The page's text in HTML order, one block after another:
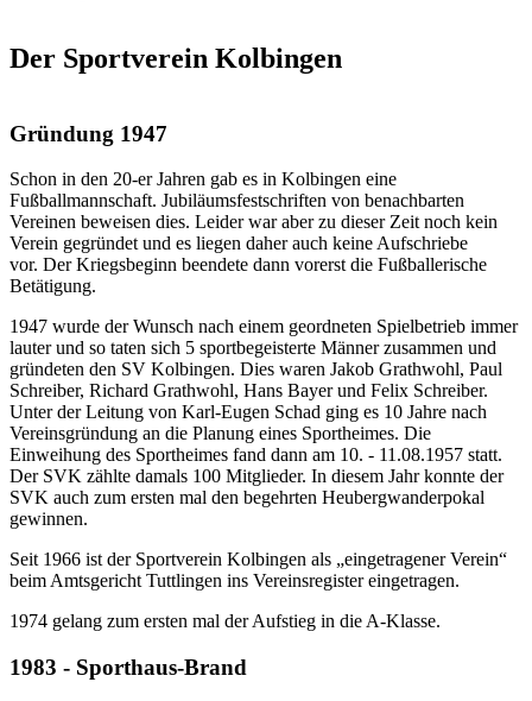
Der Sportverein Kolbingen
Gründung 1947
Schon in den 20-er Jahren gab es in Kolbingen eine
Fußballmannschaft. Jubiläumsfestschriften von benachbarten
Vereinen beweisen dies. Leider war aber zu dieser Zeit noch kein
Verein gegründet und es liegen daher auch keine Aufschriebe
vor. Der Kriegsbeginn beendete dann vorerst die Fußballerische
Betätigung.
1947 wurde der Wunsch nach einem geordneten Spielbetrieb immer
lauter und so taten sich 5 sportbegeisterte Männer zusammen und
gründeten den SV Kolbingen. Dies waren Jakob Grathwohl, Paul
Schreiber, Richard Grathwohl, Hans Bayer und Felix Schreiber.
Unter der Leitung von Karl-Eugen Schad ging es 10 Jahre nach
Vereinsgründung an die Planung eines Sportheimes. Die
Einweihung des Sportheimes fand dann am 10. - 11.08.1957 statt.
Der SVK zählte damals 100 Mitglieder. In diesem Jahr konnte der
SVK auch zum ersten mal den begehrten Heubergwanderpokal
gewinnen.
Seit 1966 ist der Sportverein Kolbingen als „eingetragener Verein“
beim Amtsgericht Tuttlingen ins Vereinsregister eingetragen.
1974 gelang zum ersten mal der Aufstieg in die A-Klasse.
1983 - Sporthaus-Brand